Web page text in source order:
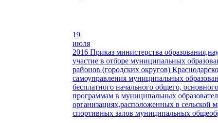
19
июля
2016 Приказ министерства
участие в отборе муниципальных
районов (городских округов)
самоуправления муниципальных
бесплатного начального общего,
программам в муниципальных
организациях,расположенных в сельской
спортивных залов муниципальных